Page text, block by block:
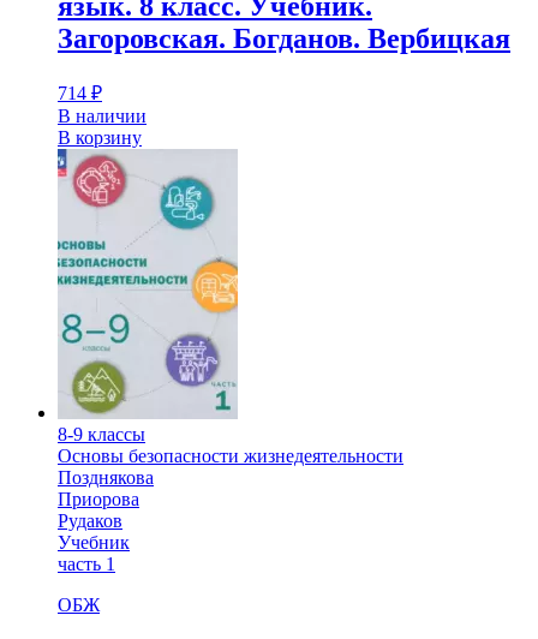
язык. 8 класс. Учебник.
Загоровская. Богданов. Вербицкая
714 ₽
В наличии
В корзину
8-9 классы
Основы безопасности жизнедеятельности
Позднякова
Приорова
Рудаков
Учебник
часть 1
ОБЖ